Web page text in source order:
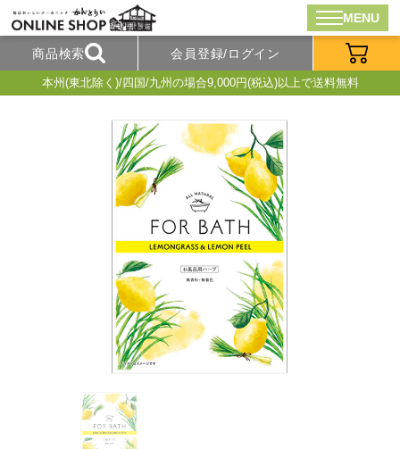
MENU
商品検索 会員登録/ログイン
本州(東北除く)/四国/九州の場合9,000円(税込)以上で送料無料